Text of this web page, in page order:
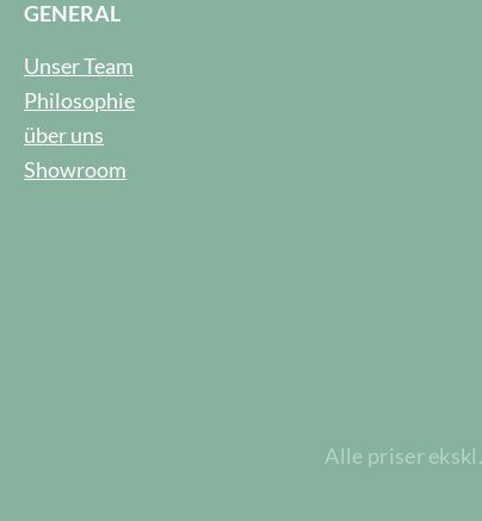
GENERAL
Unser Team
Philosophie
über uns
Showroom
Alle priser